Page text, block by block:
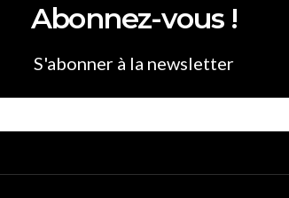
Abonnez-vous !
S'abonner à la newsletter